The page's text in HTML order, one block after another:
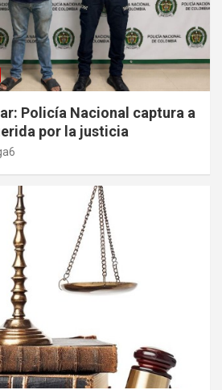
Policía Nacional captura a
por la justicia